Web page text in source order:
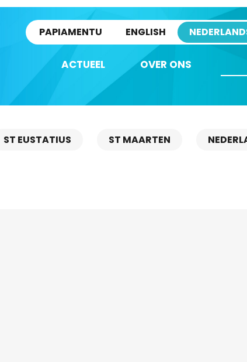
PAPIAMENTU ENGLISH
ACTUEEL OVER ONS
ST EUSTATIUS ST MAARTEN